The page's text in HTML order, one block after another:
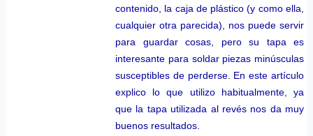
contenido, la caja de plástico (y como ella,
cualquier otra parecida), nos puede servir
para guardar cosas, pero su tapa es
interesante para soldar piezas minúsculas
susceptibles de perderse. En este artículo
explico lo que utilizo habitualmente, ya
que la tapa utilizada al revés nos da muy
buenos resultados.